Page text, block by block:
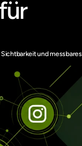
und messbares